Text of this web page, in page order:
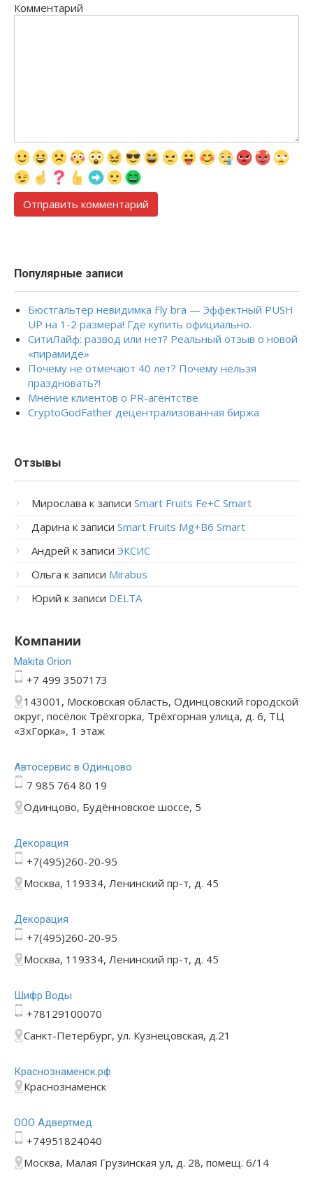
Комментарий
Популярные записи
Бюстгальтер невидимка Fly bra — Эффектный PUSH
UP на 1-2 размера! Где купить официально.
СитиЛайф: развод или нет? Реальный отзыв о новой
«пирамиде»
Почему не отмечают 40 лет? Почему нельзя
праздновать?!
Мнение клиентов о PR-агентстве
CryptoGodFather децентрализованная биржа
Отзывы
Мирослава к записи Smart Fruits Fe+C Smart
Дарина к записи Smart Fruits Mg+B6 Smart
Андрей к записи ЭКСИС
Ольга к записи Mirabus
Юрий к записи DELTA
Компании
Makita Orion
+7 499 3507173
143001, Московская область, Одинцовский городской
округ, посёлок Трёхгорка, Трёхгорная улица, д. 6, ТЦ
«3хГорка», 1 этаж
Автосервис в Одинцово
7 985 764 80 19
Одинцово, Будённовское шоссе, 5
Декорация
+7(495)260-20-95
Москва, 119334, Ленинский пр-т, д. 45
Декорация
+7(495)260-20-95
Москва, 119334, Ленинский пр-т, д. 45
Шифр Воды
+78129100070
Санкт-Петербург, ул. Кузнецовская, д.21
Краснознаменск.рф
Краснознаменск
ООО Адвертмед
+74951824040
Москва, Малая Грузинская ул, д. 28, помещ. 6/14